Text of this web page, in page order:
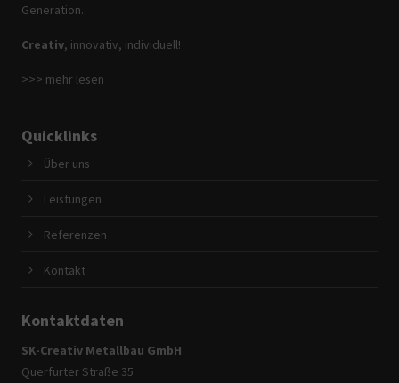
Generation.
Creativ, innovativ, individuell!
>>> mehr lesen
Quicklinks
Über uns
Leistungen
Referenzen
Kontakt
Kontaktdaten
SK-Creativ Metallbau GmbH
Querfurter Straße 35